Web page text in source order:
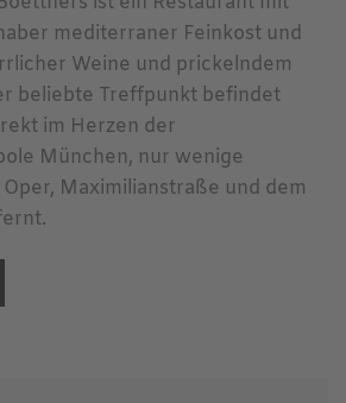
mediterraner Feinkost und
Weine und prickelndem
beliebte Treffpunkt befindet
im Herzen der
München, nur wenige
Maximilianstraße und dem